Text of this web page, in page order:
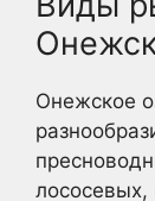
Онежское